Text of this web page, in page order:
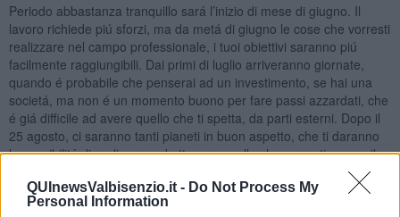
QUInewsValbisenzio.it - Do Not Process My
Personal Information
Periodo abbastanza tranquillo sará l’inizio di mese di giugno. Il
lavoro richiede piú sforzi, ma da metá di giugno le cose che vorresti
realizzare nel campo professionale, i tuoi obiettivi saranno piú
facilmente raggiungibili. Dai primi di luglio arriveranno giornate,
quando é probabile che penserai ad un investimento, se hai una
societá, ma non é un momento buono per fare passi azzardati, che
é giá difficile ad avere quello che ti spetta, da parti esterni. Dopo il
25 agosto, ci saranno tanti pianeti in buon aspetto, che ti daranno
la possibilitá di realizzare ed ottenere quello che vorresti, senza il
minimo sforzo. A livello sentimentale, tutto procede bene, se hai
una famiglia o un partner. Se sei single, dopo il 23 giugno fino a
metá luglio avrai piú probabilitá per incontrare una persona